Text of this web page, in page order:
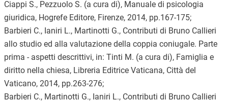
Ciappi S., Pezzuolo S. (a cura di), Manuale di psicologia
giuridica, Hogrefe Editore, Firenze, 2014, pp.167-175;
Barbieri C., Ianiri L., Martinotti G., Contributi di Bruno Callieri
allo studio ed alla valutazione della coppia coniugale. Parte
prima - aspetti descrittivi, in: Tinti M. (a cura di), Famiglia e
diritto nella chiesa, Libreria Editrice Vaticana, Città del
Vaticano, 2014, pp.263-276;
Barbieri C., Martinotti G., Ianiri L., Contributi di Bruno Callieri